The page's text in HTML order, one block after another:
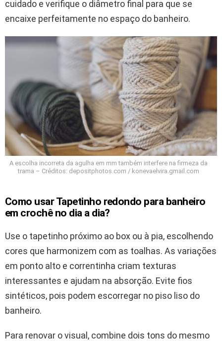
cuidado e verifique o diâmetro final para que se
encaixe perfeitamente no espaço do banheiro.
A escolha incorreta da agulha em mm também interfere na firmeza da
trama – Créditos: depositphotos.com / konevaelvira.gmail.com
Como usar Tapetinho redondo para banheiro
em crochê no dia a dia?
Use o tapetinho próximo ao box ou à pia, escolhendo
cores que harmonizem com as toalhas. As variações
em ponto alto e correntinha criam texturas
interessantes e ajudam na absorção. Evite fios
sintéticos, pois podem escorregar no piso liso do
banheiro.
Para renovar o visual, combine dois tons do mesmo